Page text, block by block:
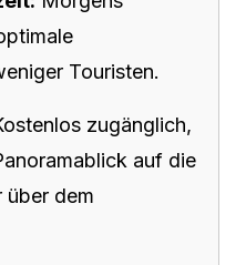
Touristen.
zugänglich,
auf die
dem